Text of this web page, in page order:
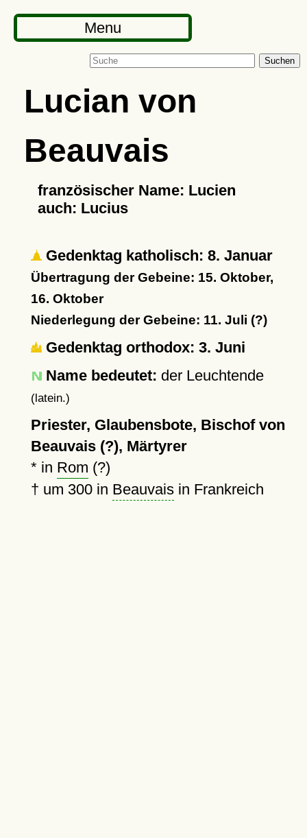
Menu
Suchen
Lucian von
Beauvais
französischer Name: Lucien
auch: Lucius
Gedenktag katholisch: 8. Januar
Übertragung der Gebeine: 15. Oktober,
16. Oktober
Niederlegung der Gebeine: 11. Juli (?)
Gedenktag orthodox: 3. Juni
Name bedeutet: der Leuchtende
(latein.)
Priester, Glaubensbote, Bischof von
Beauvais (?), Märtyrer
* in Rom (?)
† um 300in Beauvaisin Frankreich